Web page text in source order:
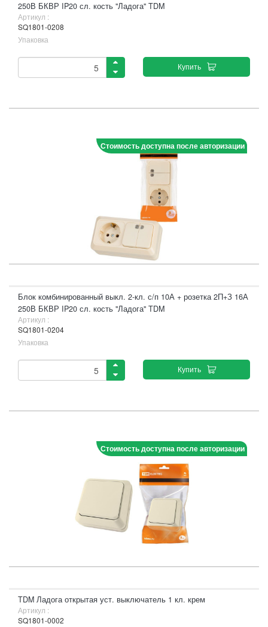
250В БКВР IP20 сл. кость "Ладога" TDM
Артикул :
SQ1801-0208
Упаковка
Купить
Стоимость доступна после авторизации
Блок комбинированный выкл. 2-кл. с/п 10А + розетка 2П+З 16А
250В БКВР IP20 сл. кость "Ладога" TDM
Артикул :
SQ1801-0204
Упаковка
Купить
Стоимость доступна после авторизации
TDM Ладога открытая уст. выключатель 1 кл. крем
Артикул :
SQ1801-0002